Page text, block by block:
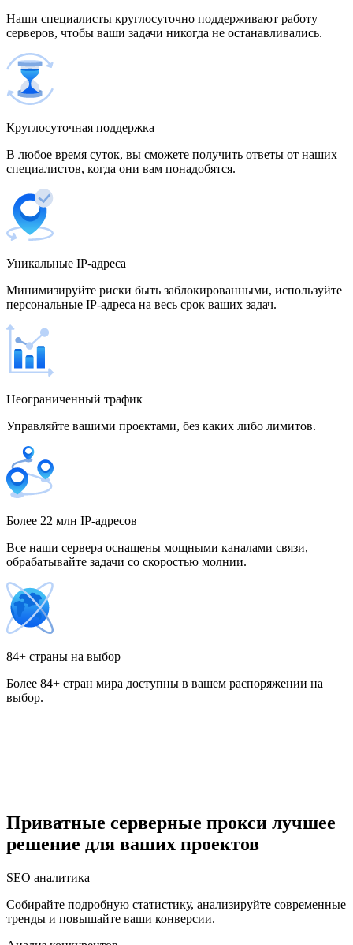
Великобритания
Вьетнам
Греция
Дания
Израиль
500 IP-адресов
1 700,00 $
Наши специалисты круглосуточно поддерживают работу
серверов, чтобы ваши задачи никогда не останавливались.
Круглосуточная поддержка
В любое время суток, вы сможете получить ответы от наших
специалистов, когда они вам понадобятся.
Уникальные IP-адреса
Минимизируйте риски быть заблокированными, используйте
персональные IP-адреса на весь срок ваших задач.
Неограниченный трафик
Управляйте вашими проектами, без каких либо лимитов.
Более 22 млн IP-адресов
Все наши сервера оснащены мощными каналами связи,
обрабатывайте задачи со скоростью молнии.
84+ страны на выбор
Более 84+ стран мира доступны в вашем распоряжении на
выбор.
Приватные серверные прокси лучшее
решение для ваших проектов
SEO аналитика
Собирайте подробную статистику, анализируйте современные
тренды и повышайте ваши конверсии.